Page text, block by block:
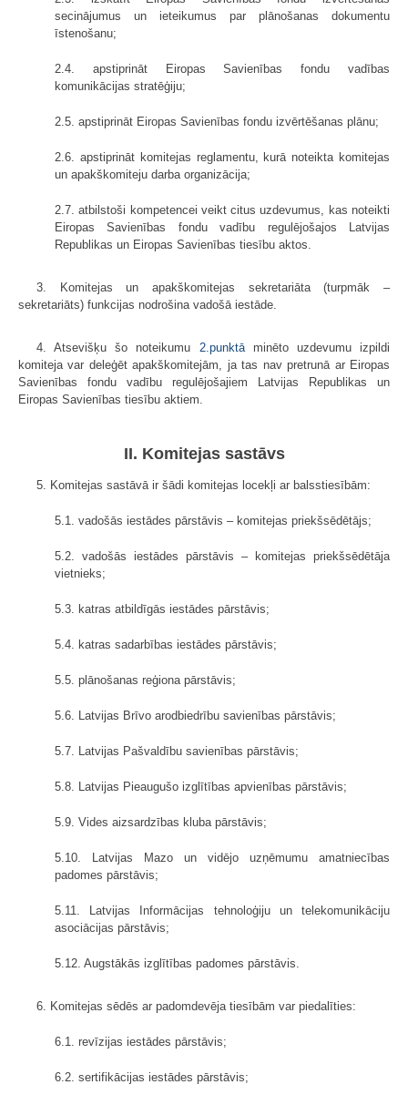
secinājumus un ietei­kumus par plānošanas dokumentu
īstenošanu;
2.4. apstiprināt Eiropas Savienības fondu vadības
komunikācijas stratē­ģiju;
2.5. apstiprināt Eiropas Savienības fondu izvērtēšanas plānu;
2.6. apstiprināt komitejas reglamentu, kurā noteikta komitejas
un apakš­komiteju darba organizācija;
2.7. atbilstoši kompetencei veikt citus uzdevumus, kas noteikti
Eiropas Savie­nības fondu vadību regulējošajos Latvijas
Republikas un Eiropas Savie­nības tiesību aktos.
3. Komitejas un apakškomitejas sekretariāta (turpmāk –
sekretariāts) funkcijas nodrošina vadošā iestāde.
4. Atsevišķu šo noteikumu 2.punktāminēto uzdevumu izpildi
komiteja var deleģēt apakškomitejām, ja tas nav pretrunā ar Eiropas
Savienības fondu vadību regulējošajiem Latvijas Republikas un
Eiropas Savienības tiesību aktiem.
II. Komitejas sastāvs
5. Komitejas sastāvā ir šādi komitejas locekļi ar balsstiesībām:
5.1. vadošās iestādes pārstāvis – komitejas priekšsēdētājs;
5.2. vadošās iestādes pārstāvis – komitejas priekšsēdētāja
vietnieks;
5.3. katras atbildīgās iestādes pārstāvis;
5.4. katras sadarbības iestādes pārstāvis;
5.5. plānošanas reģiona pārstāvis;
5.6. Latvijas Brīvo arodbiedrību savienības pārstāvis;
5.7. Latvijas Pašvaldību savienības pārstāvis;
5.8. Latvijas Pieaugušo izglītības apvienības pārstāvis;
5.9. Vides aizsardzības kluba pārstāvis;
5.10. Latvijas Mazo un vidējo uzņēmumu amatniecības
padomes pārstāvis;
5.11. Latvijas Informācijas tehnoloģiju un telekomunikāciju
asociācijas pārstāvis;
5.12. Augstākās izglītības padomes pārstāvis.
6. Komitejas sēdēs ar padomdevēja tiesībām var piedalīties:
6.1. revīzijas iestādes pārstāvis;
6.2. sertifikācijas iestādes pārstāvis;